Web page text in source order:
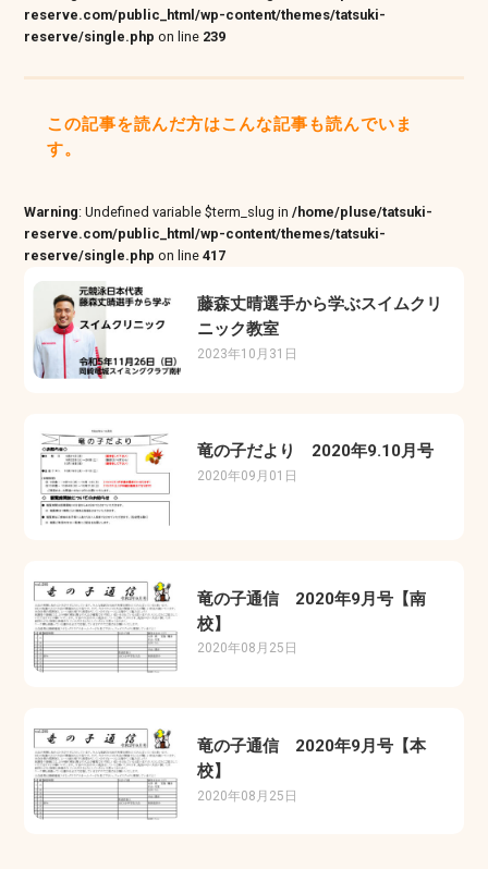
reserve.com/public_html/wp-content/themes/tatsuki-
reserve/single.php on line 239
この記事を読んだ方はこんな記事も読んでいま
す。
Warning: Undefined variable $term_slug in/home/pluse/tatsuki-
reserve.com/public_html/wp-content/themes/tatsuki-
reserve/single.php on line417
藤森丈晴選手から学ぶスイムクリ
ニック教室
2023年10月31日
竜の子だより 2020年9.10月号
2020年09月01日
竜の子通信 2020年9月号【南
校】
2020年08月25日
竜の子通信 2020年9月号【本
校】
2020年08月25日